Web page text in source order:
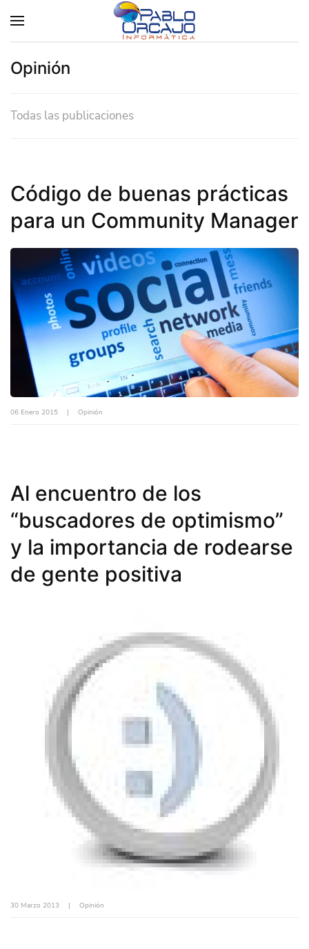
Opinión
Todas las publicaciones
Código de buenas prácticas
para un Community Manager
06 Enero 2015 | Opinión
Al encuentro de los
“buscadores de optimismo”
y la importancia de rodearse
de gente positiva
30 Marzo 2013 | Opinión